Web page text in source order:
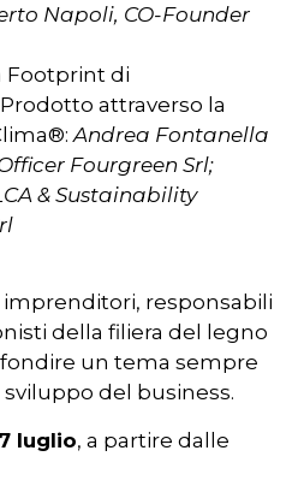
Napoli, CO-Founder
Footprint di
attraverso la
Andrea Fontanella
Fourgreen Srl;
& Sustainability
imprenditori, responsabili
della filiera del legno
un tema sempre
del business.
luglio, a partire dalle